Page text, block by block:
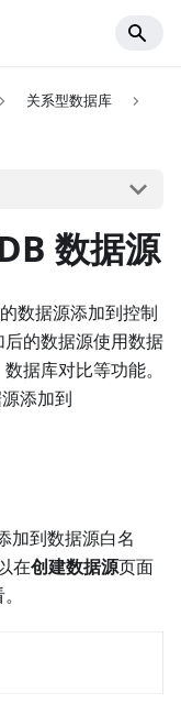
关系型数据库
数据源
数据源添加到控制
的数据源使用数据
据库对比等功能。
添加到
加到数据源白名
在创建数据源页面